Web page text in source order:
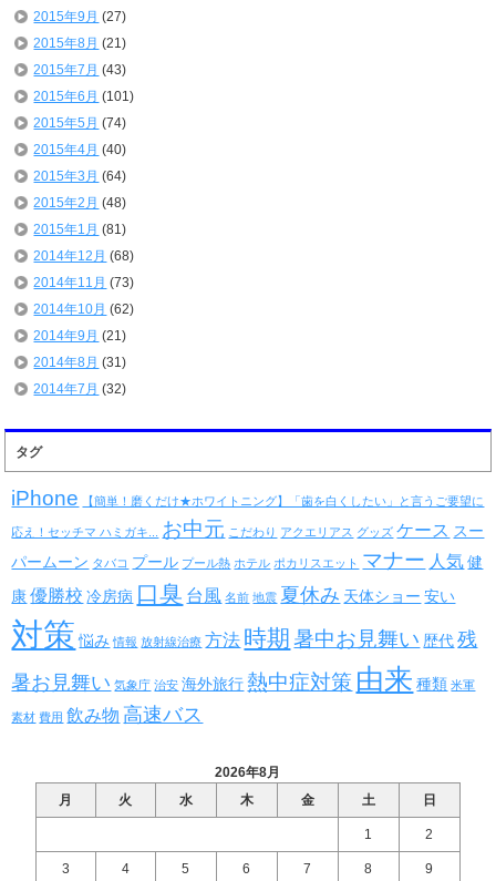
2015年9月 (27)
2015年8月 (21)
2015年7月 (43)
2015年6月 (101)
2015年5月 (74)
2015年4月 (40)
2015年3月 (64)
2015年2月 (48)
2015年1月 (81)
2014年12月 (68)
2014年11月 (73)
2014年10月 (62)
2014年9月 (21)
2014年8月 (31)
2014年7月 (32)
タグ
iPhone 【簡単！磨くだけ★ホワイトニング】「歯を白くしたい」と言うご要望に
応え！セッチマ ハミガキ... お中元 こだわり アクエリアス グッズ ケース スー
パームーン タバコ プール プール熱 ホテル ポカリスエット マナー 人気 健
康 優勝校 冷房病 口臭 台風 名前 地震 夏休み 天体ショー 安い
対策 悩み 情報 放射線治療 方法 時期 暑中お見舞い 歴代 残
暑お見舞い 気象庁 治安 海外旅行 熱中症対策 由来 種類 米軍
素材 費用 飲み物 高速バス
2026年8月
月
火 水 木 金 土 日
1 2
3 4 5 6 7 8 9